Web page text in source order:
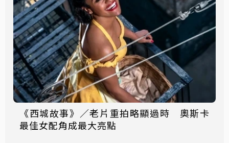
《西城故事》／老片重拍略顯過時 奧斯卡
最佳女配角成最大亮點